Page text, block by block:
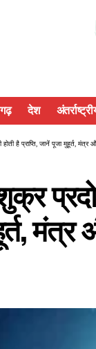
देश
है प्राप्ति, जानें पूजा मुहूर्त, मंत्र